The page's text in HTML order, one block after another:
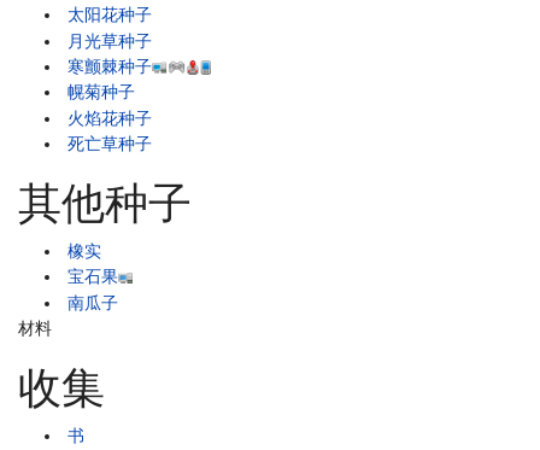
太阳花种子
月光草种子
寒颤棘种子
幌菊种子
火焰花种子
死亡草种子
其他种子
橡实
宝石果
南瓜子
材料
收集
书